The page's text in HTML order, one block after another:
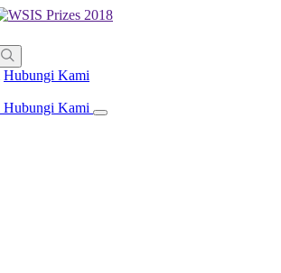
Hubungi Kami
Hubungi Kami